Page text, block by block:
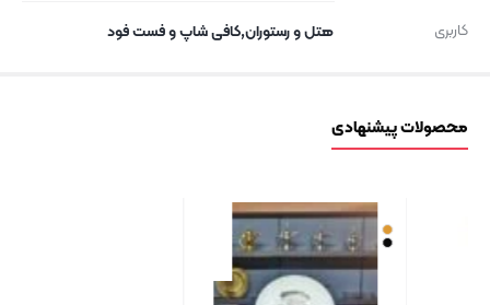
کاربری هتل و رستوران,کافی شاپ و فست فود
محصولات پیشنهادی